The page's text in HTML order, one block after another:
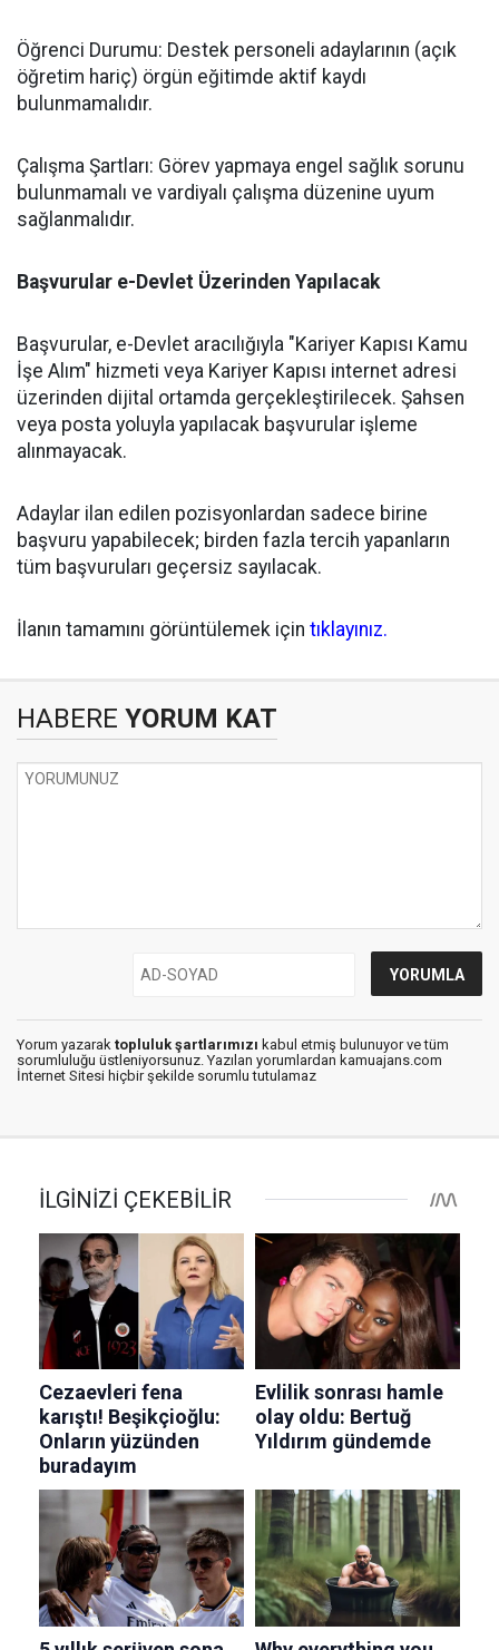
​Öğrenci Durumu: Destek personeli adaylarının (açık
öğretim hariç) örgün eğitimde aktif kaydı
bulunmamalıdır.
​Çalışma Şartları: Görev yapmaya engel sağlık sorunu
bulunmamalı ve vardiyalı çalışma düzenine uyum
sağlanmalıdır.
Başvurular e-Devlet Üzerinden Yapılacak
​Başvurular, e-Devlet aracılığıyla "Kariyer Kapısı Kamu
İşe Alım" hizmeti veya Kariyer Kapısı internet adresi
üzerinden dijital ortamda gerçekleştirilecek. Şahsen
veya posta yoluyla yapılacak başvurular işleme
alınmayacak.
​Adaylar ilan edilen pozisyonlardan sadece birine
başvuru yapabilecek; birden fazla tercih yapanların
tüm başvuruları geçersiz sayılacak.
İlanın tamamını görüntülemek için tıklayınız.
HABERE YORUM KAT
Yorum yazarak topluluk şartlarımızı kabul etmiş bulunuyor ve tüm
sorumluluğu üstleniyorsunuz. Yazılan yorumlardan kamuajans.com
İnternet Sitesi hiçbir şekilde sorumlu tutulamaz